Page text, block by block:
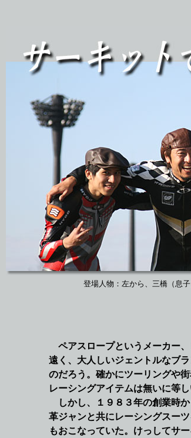
登場人物：左から、三橋（息
ペアスロープというメーカー
遠く、大人しいジェントルなブ
のだろう。確かにツーリングや
レーシングアイテムは無いに等し
しかし、１９８３年の創業時か
革ジャンと共にレーシングスー
もおこなっていた。けっしてサ